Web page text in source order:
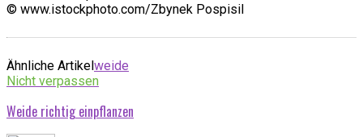
© www.istockphoto.com/Zbynek Pospisil
Ähnliche Artikelweide
Nicht verpassen
Weide richtig einpflanzen